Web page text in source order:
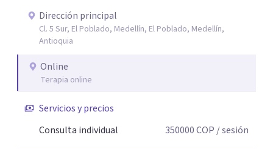
interacción 3- Soporte emocional: acompañamiento
para la gestión del duelo afectivo
Dirección principal
Cl. 5 Sur, El Poblado, Medellín, El Poblado, Medellín,
Antioquia
Online
Terapia online
Servicios y precios
Consulta individual
350000COP / sesión